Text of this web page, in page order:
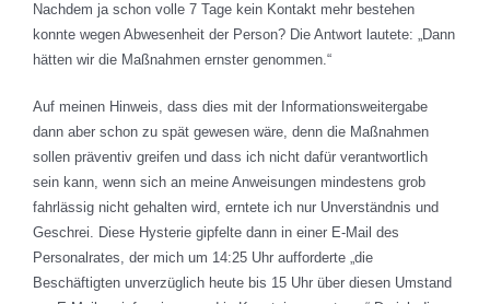
Nachdem ja schon volle 7 Tage kein Kontakt mehr bestehen
konnte wegen Abwesenheit der Person? Die Antwort lautete: „Dann
hätten wir die Maßnahmen ernster genommen.“
Auf meinen Hinweis, dass dies mit der Informationsweitergabe
dann aber schon zu spät gewesen wäre, denn die Maßnahmen
sollen präventiv greifen und dass ich nicht dafür verantwortlich
sein kann, wenn sich an meine Anweisungen mindestens grob
fahrlässig nicht gehalten wird, erntete ich nur Unverständnis und
Geschrei. Diese Hysterie gipfelte dann in einer E-Mail des
Personalrates, der mich um 14:25 Uhr aufforderte „die
Beschäftigten unverzüglich heute bis 15 Uhr über diesen Umstand